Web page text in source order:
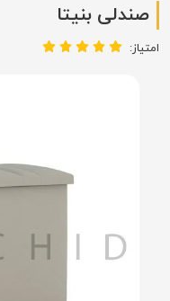
صندلی بنیتا
امتیاز: